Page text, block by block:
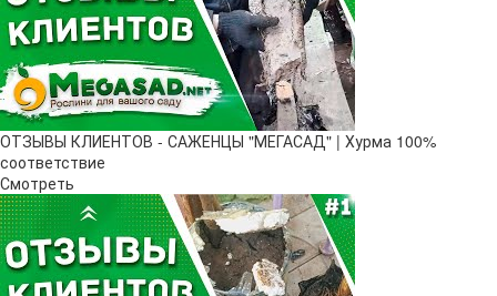
ОТЗЫВЫ КЛИЕНТОВ - САЖЕНЦЫ "МЕГАСАД" | Хурма 100%
соответствие
Смотреть